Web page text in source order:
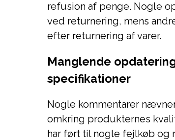
refusion af penge. Nogle
ved returnering, mens
efter returnering af varer.
Manglende
specifikationer
Nogle kommentarer
omkring produkternes
har ført til nogle fejlkøb og